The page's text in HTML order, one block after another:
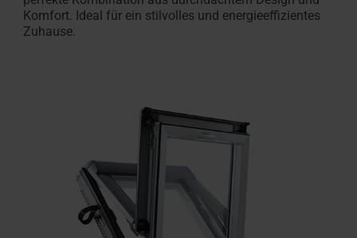
Komfort. Ideal für ein stilvolles und energieeffizientes
Zuhause.